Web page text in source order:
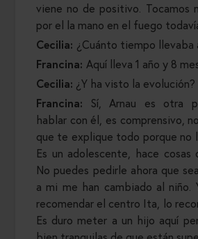
viene no de positivo. Tocamos
por el la mano en el fuego
Cecilia: ¿Cuánto tiempo llevaba
Francina: Aquí lleva 1 año y 8
Cecilia: ¿Y ha visto la evolución?
Francina: Sí, Arnau es otra
hablar con él, es comprensivo,
que te explique todo porque no
Es un adolescente, hace cosas
No puedes pedirle ahora que
a mi me han cambiado al niño.
recomendar el centro Ita, lo
Es duro meter a un hijo aquí